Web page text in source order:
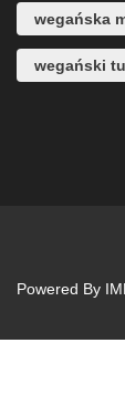
wegańska
wegański
Powered By